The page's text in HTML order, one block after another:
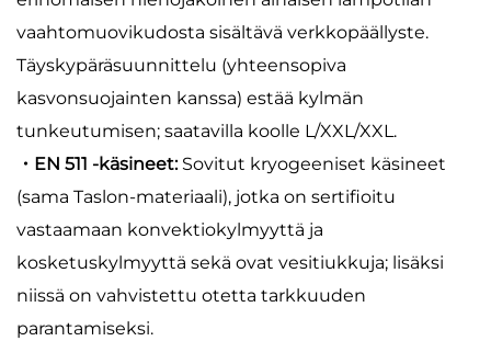
vaahtomuovikudosta sisältävä verkkopäällyste.
Täyskypäräsuunnittelu (yhteensopiva
kasvonsuojainten kanssa) estää kylmän
tunkeutumisen; saatavilla koolle L/XXL/XXL.
・EN 511 -käsineet: Sovitut kryogeeniset käsineet
(sama Taslon-materiaali), jotka on sertifioitu
vastaamaan konvektiokylmyyttä ja
kosketuskylmyyttä sekä ovat vesitiukkuja; lisäksi
niissä on vahvistettu otetta tarkkuuden
parantamiseksi.